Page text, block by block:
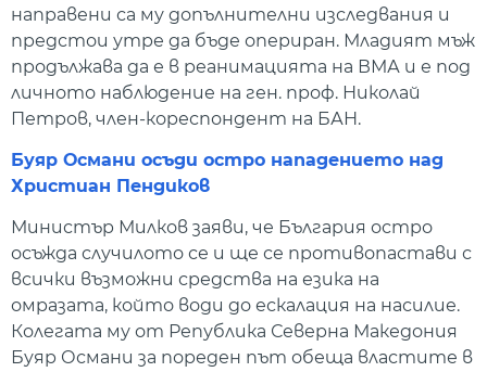
направени са му допълнителни изследвания и
предстои утре да бъде опериран. Младият мъж
продължава да е в реанимацията на ВМА и е под
личното наблюдение на ген. проф. Николай
Петров, член-кореспондент на БАН.
Буяр Османи осъди остро нападението над
Христиан Пендиков
Министър Милков заяви, че България остро
осъжда случилото се и ще се противопастави с
всички възможни средства на езика на
омразата, който води до ескалация на насилие.
Колегата му от Република Северна Македония
Буяр Османи за пореден път обеща властите в